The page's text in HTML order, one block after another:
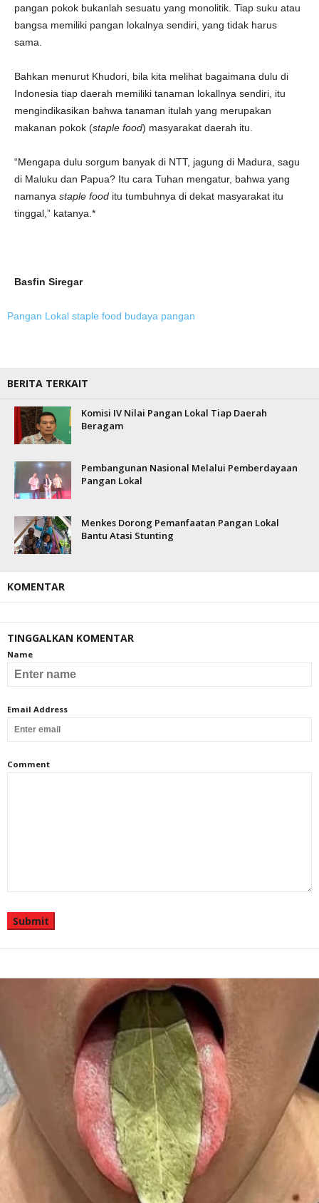
pangan pokok bukanlah sesuatu yang monolitik. Tiap suku atau
bangsa memiliki pangan lokalnya sendiri, yang tidak harus
sama.
Bahkan menurut Khudori, bila kita melihat bagaimana dulu di
Indonesia tiap daerah memiliki tanaman lokallnya sendiri, itu
mengindikasikan bahwa tanaman itulah yang merupakan
makanan pokok (staple food) masyarakat daerah itu.
“Mengapa dulu sorgum banyak di NTT, jagung di Madura, sagu
di Maluku dan Papua? Itu cara Tuhan mengatur, bahwa yang
namanya staple food itu tumbuhnya di dekat masyarakat itu
tinggal,” katanya.*
Basfin Siregar
Pangan Lokal staple food budaya pangan
BERITA TERKAIT
Komisi IV Nilai Pangan Lokal Tiap Daerah
Beragam
Pembangunan Nasional Melalui Pemberdayaan
Pangan Lokal
Menkes Dorong Pemanfaatan Pangan Lokal
Bantu Atasi Stunting
KOMENTAR
TINGGALKAN KOMENTAR
Name
Email Address
Comment